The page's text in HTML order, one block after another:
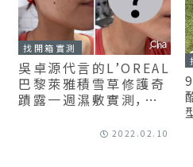
找開箱實測
吳卓源代言的L’OREAL
巴黎萊雅積雪草修護奇
蹟露一週濕敷實測，積
2022.02.10